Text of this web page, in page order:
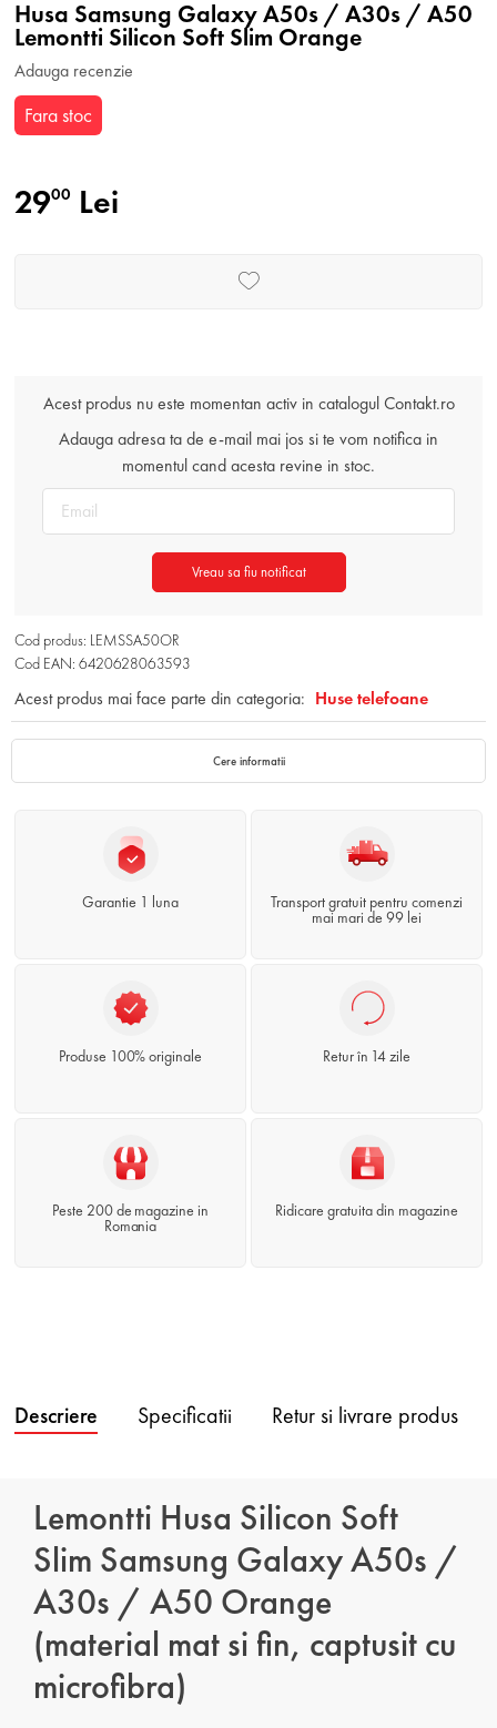
Husa Samsung Galaxy A50s / A30s / A50
Lemontti Silicon Soft Slim Orange
Adauga recenzie
Fara stoc
2900 Lei
Acest produs nu este momentan activ in catalogul Contakt.ro
Adauga adresa ta de e-mail mai jos si te vom notifica in
momentul cand acesta revine in stoc.
Vreau sa fiu notificat
Cod produs: LEMSSA50OR
Cod EAN: 6420628063593
Acest produs mai face parte din categoria: Huse telefoane
Cere informatii
Garantie 1 luna
Transport gratuit pentru comenzi
mai mari de 99 lei
Produse 100% originale Retur în 14 zile
Peste 200 de magazine in
Romania
Ridicare gratuita din magazine
Descriere Specificatii Retur si livrare produs
Lemontti Husa Silicon Soft
Slim Samsung Galaxy A50s /
A30s / A50 Orange
(material mat si fin, captusit cu
microfibra)